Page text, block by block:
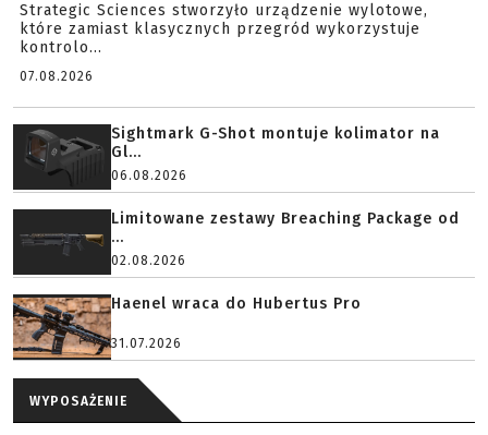
Strategic Sciences stworzyło urządzenie wylotowe,
które zamiast klasycznych przegród wykorzystuje
kontrolo...
07.08.2026
Sightmark G-Shot montuje kolimator na
Gl...
06.08.2026
Limitowane zestawy Breaching Package od
...
02.08.2026
Haenel wraca do Hubertus Pro
31.07.2026
WYPOSAŻENIE